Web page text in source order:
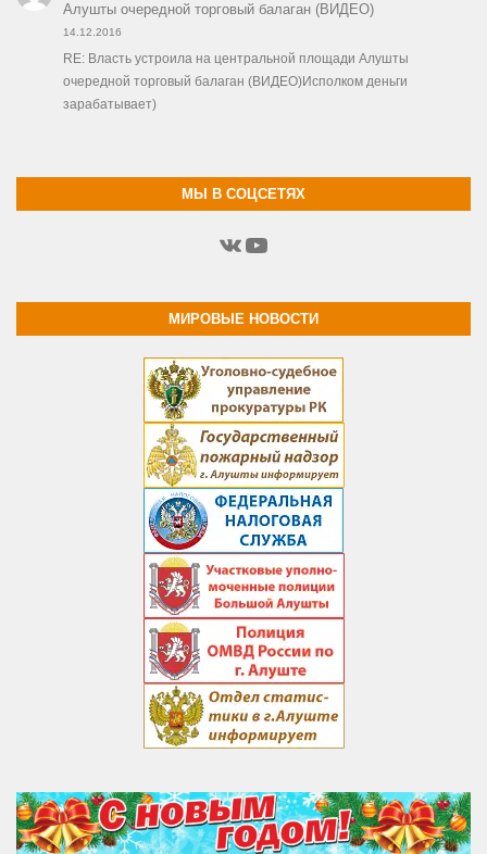
Алушты очередной торговый балаган (ВИДЕО)
14.12.2016
RE: Власть устроила на центральной площади Алушты
очередной торговый балаган (ВИДЕО)Исполком деньги
зарабатывает)
МЫ В СОЦСЕТЯХ
ВКонтакте
YouTube
МИРОВЫЕ НОВОСТИ